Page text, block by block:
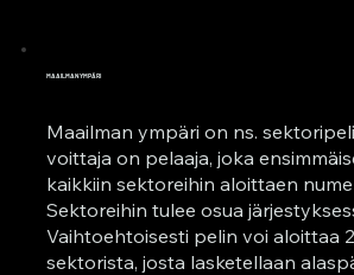
MAAILMAN YMPÄRI
Maailman ympäri on ns.
voittaja on pelaaja, joka
kaikkiin sektoreihin aloittaen
Sektoreihin tulee osua
Vaihtoehtoisesti pelin voi aloittaa
sektorista, josta lasketellaan